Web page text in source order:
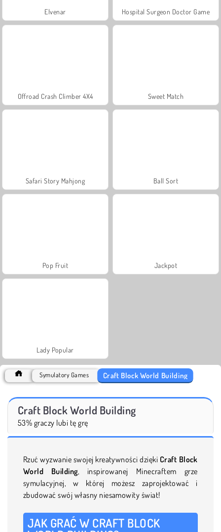
Elvenar Hospital Surgeon Doctor Game
Offroad Crash Climber 4X4 Sweet Match
Safari Story Mahjong Ball Sort
Pop Fruit Jackpot
Lady Popular
Symulatory Games Craft Block World Building
Craft Block World Building
53% graczy lubi tę grę
Rzuć wyzwanie swojej kreatywności dzięki Craft Block
World Building, inspirowanej Minecraftem grze
symulacyjnej, w której możesz zaprojektować i
zbudować swój własny niesamowity świat!
JAK GRAĆ W CRAFT BLOCK